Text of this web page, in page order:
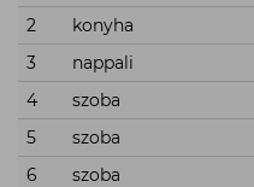
2 konyha
3 nappali
4 szoba
5 szoba
6 szoba